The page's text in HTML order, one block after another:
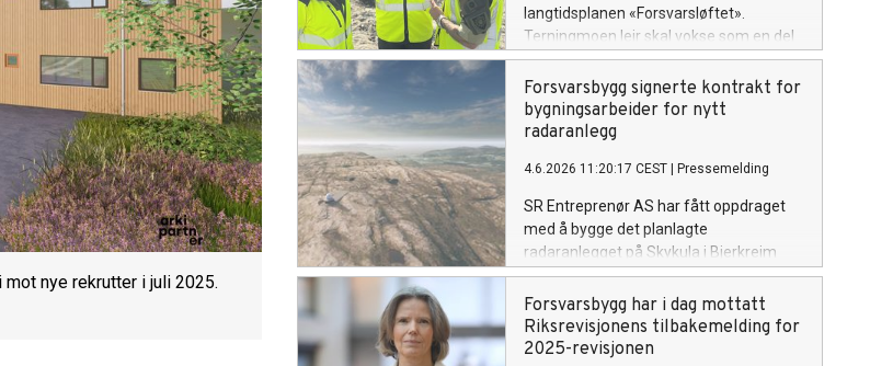
nye rekrutter i juli 2025.
langtidsplanen «Forsvarsløftet».
Terningmoen leir skal vokse som en del
av styrkingen av Hæren og Forsvaret.
Forsvarsbygg signerte kontrakt for
bygningsarbeider for nytt
radaranlegg
4.6.2026 11:20:17 CEST Pressemelding
SR Entreprenør AS har fått oppdraget
med å bygge det planlagte
radaranlegget på Skykula i Bjerkreim
kommune. Kontrakten har en verdi på
124 millioner kroner, inkl mva.
Forsvarsbygg har i dag mottatt
Riksrevisjonens tilbakemelding for
2025-revisjonen